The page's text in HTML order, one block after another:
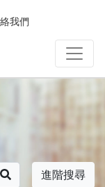
我們
進階搜尋